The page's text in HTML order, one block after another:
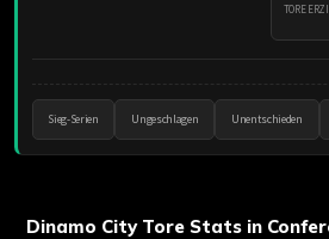
TORE
Sieg-Serien Ungeschlagen Unentschieden
Dinamo City Tore Stats in